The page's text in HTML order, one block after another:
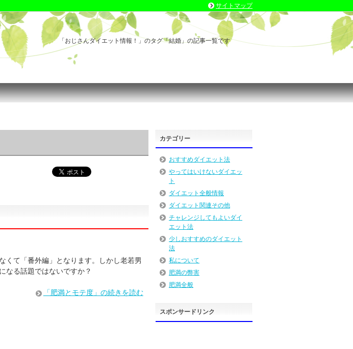
「おじさんダイエット情報！」のタグ「結婚」の記事一覧です
くて「番外編」となります。しかし老若男
なる話題ではないですか？
「肥満とモテ度」の続きを読む
カテゴリー
おすすめダイエット法
やってはいけないダイエッ
ト
ダイエット全般情報
ダイエット関連その他
チャレンジしてもよいダイ
エット法
少しおすすめのダイエット
法
私について
肥満の弊害
肥満全般
スポンサードリンク
サイトマップ